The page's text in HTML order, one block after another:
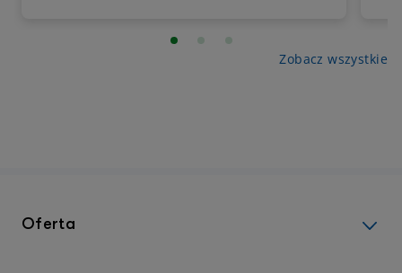
mózgowo-rdzeniowych, zapalenia mózgu lub
rdzenia kręgowego. Dowiedz się, po jakim
objawy kleszczowego
Zobacz wszystkie
Oferta